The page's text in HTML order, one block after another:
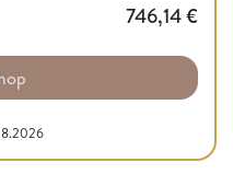
746,14€